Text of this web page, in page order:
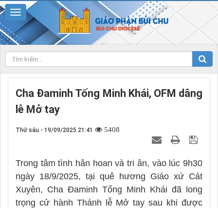
Cha Đaminh Tống Minh Khái, OFM dâng
lễ Mở tay
Thứ sáu - 19/09/2025 21:41 5408
Trong tâm tình hân hoan và tri ân, vào lúc 9h30
ngày 18/9/2025, tại quê hương Giáo xứ Cát
Xuyên, Cha Đaminh Tống Minh Khái đã long
trọng cử hành Thánh lễ Mở tay sau khi được